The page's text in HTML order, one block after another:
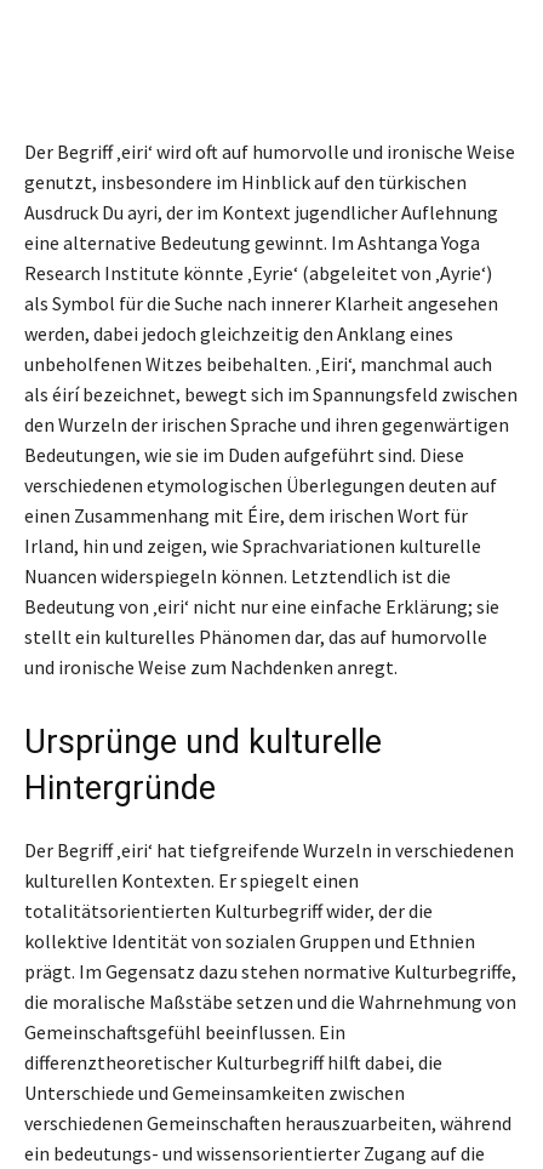
Der Begriff ‚eiri‘ wird oft auf humorvolle und ironische Weise
genutzt, insbesondere im Hinblick auf den türkischen
Ausdruck Du ayri, der im Kontext jugendlicher Auflehnung
eine alternative Bedeutung gewinnt. Im Ashtanga Yoga
Research Institute könnte ‚Eyrie‘ (abgeleitet von ‚Ayrie‘)
als Symbol für die Suche nach innerer Klarheit angesehen
werden, dabei jedoch gleichzeitig den Anklang eines
unbeholfenen Witzes beibehalten. ‚Eiri‘, manchmal auch
als éirí bezeichnet, bewegt sich im Spannungsfeld zwischen
den Wurzeln der irischen Sprache und ihren gegenwärtigen
Bedeutungen, wie sie im Duden aufgeführt sind. Diese
verschiedenen etymologischen Überlegungen deuten auf
einen Zusammenhang mit Éire, dem irischen Wort für
Irland, hin und zeigen, wie Sprachvariationen kulturelle
Nuancen widerspiegeln können. Letztendlich ist die
Bedeutung von ‚eiri‘ nicht nur eine einfache Erklärung; sie
stellt ein kulturelles Phänomen dar, das auf humorvolle
und ironische Weise zum Nachdenken anregt.
Ursprünge und kulturelle
Hintergründe
Der Begriff ‚eiri‘ hat tiefgreifende Wurzeln in verschiedenen
kulturellen Kontexten. Er spiegelt einen
totalitätsorientierten Kulturbegriff wider, der die
kollektive Identität von sozialen Gruppen und Ethnien
prägt. Im Gegensatz dazu stehen normative Kulturbegriffe,
die moralische Maßstäbe setzen und die Wahrnehmung von
Gemeinschaftsgefühl beeinflussen. Ein
differenztheoretischer Kulturbegriff hilft dabei, die
Unterschiede und Gemeinsamkeiten zwischen
verschiedenen Gemeinschaften herauszuarbeiten, während
ein bedeutungs- und wissensorientierter Zugang auf die